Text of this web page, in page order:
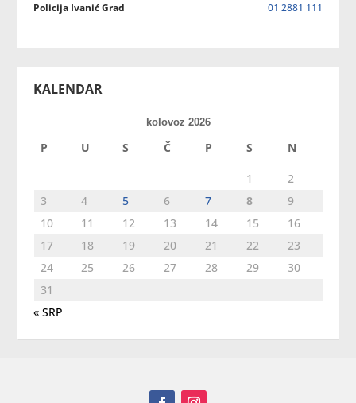
Policija Ivanić Grad 01 2881 111
KALENDAR
kolovoz 2026
P U S Č P S N
1
2
3
4 5 6 7 8
9
10
11 12 13 14 15
16
17
18 19 20 21 22
23
24
25 26 27 28 29
30
31
« SRP